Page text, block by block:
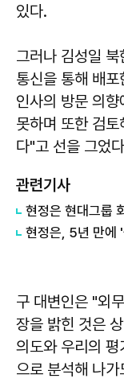
있다.
그러나 김성일
통신을 통해 배
인사의 방문 의
못하며 또한 검
다"고 선을 그었
관련기사
현정은 현대그룹
현정은, 5년 만에
구 대변인은 "외
장을 밝힌 것은
의도와 우리의
으로 분석해 나